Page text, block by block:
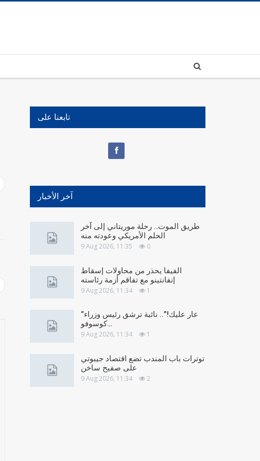
تابعنا على
آخر الأخبار
طريق الموت.. رحلة موريتاني إلى آخر
الحلم الأمريكي وعودته منه
9 Aug 2026, 11:35 0
الفيفا يحذر من محاولات إسقاط
إنفانتينو مع تفاقم أزمة رئاسته
9 Aug 2026, 11:34 1
“عار عليك!”.. نائبة ترشق رئيس وزراء
كوسوفو…
9 Aug 2026, 11:34 1
توترات باب المندب تضع اقتصاد جيبوتي
على صفيح ساخن
9 Aug 2026, 11:34 2